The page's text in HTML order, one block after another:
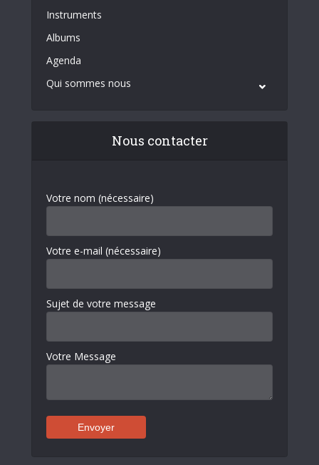
Instruments
Albums
Agenda
Qui sommes nous
Nous contacter
Votre nom (nécessaire)
Votre e-mail (nécessaire)
Sujet de votre message
Votre Message